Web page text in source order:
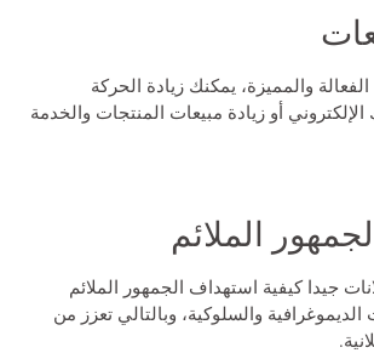
والمميزة، يمكنك زيادة الحركة
أو زيادة مبيعات المنتجات والخدمة
الملائم
جيدا كيفية استهداف الجمهور الملائم
الديموغرافية والسلوكية، وبالتالي تعزز من